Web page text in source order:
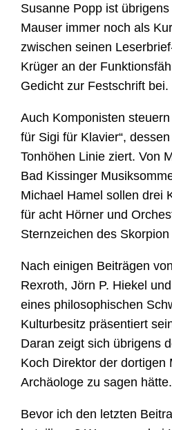
Susanne Popp ist
Mauser immer noch als
zwischen seinen
Krüger an der
Gedicht zur Festschrift bei.
Auch Komponisten
für Sigi für Klavier“,
Tonhöhen Linie ziert. Von
Bad Kissinger
Michael Hamel sollen drei
für acht Hörner und
Sternzeichen des
Nach einigen Beiträgen
Rexroth, Jörn P. Hiekel
eines philosophischen
Kulturbesitz präsentiert
Daran zeigt sich übrigens
Koch Direktor der
Archäologe zu sagen
Bevor ich den letzten